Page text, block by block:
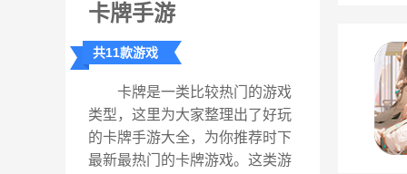
卡牌手游
共11款游戏
卡牌是一类比较热门的游戏
类型，这里为大家整理出了好玩
的卡牌手游大全，为你推荐时下
最新最热门的卡牌游戏。这类游